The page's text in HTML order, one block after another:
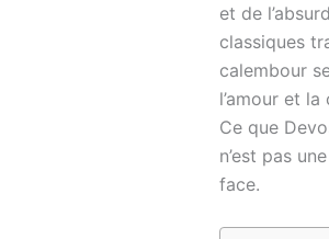
et de
classiques
calembour
l’amour et
Ce que
n’est pas
face.